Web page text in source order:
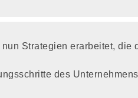
Strategien erarbeitet,
des